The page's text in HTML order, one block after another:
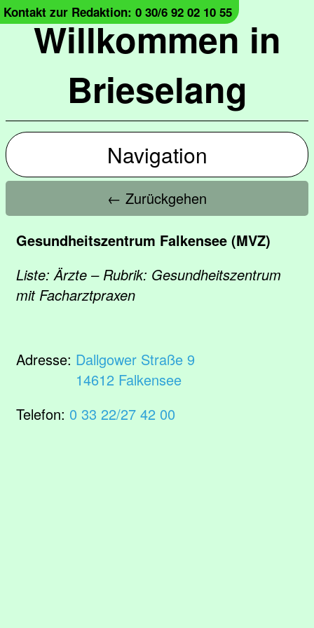
Willkommen in
Brieselang
Kontakt zur Redaktion: 0 30/6 92 02 10 55
Navigation
← Zurückgehen
Gesundheitszentrum Falkensee (MVZ)
Liste: Ärzte – Rubrik: Gesundheitszentrum
mit Facharztpraxen
Adresse: Dallgower Straße 9
14612 Falkensee
Telefon: 0 33 22/27 42 00